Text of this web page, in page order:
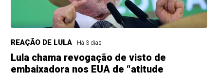
REAÇÃO DE LULA Há 3 dias
Lula chama revogação de visto de
embaixadora nos EUA de “atitude